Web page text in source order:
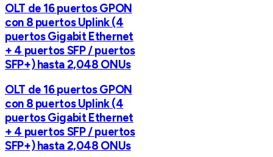
OLT de 16 puertos GPON
con 8 puertos Uplink (4
puertos Gigabit Ethernet
+ 4 puertos SFP / puertos
SFP+) hasta 2,048 ONUs
OLT de 16 puertos GPON
con 8 puertos Uplink (4
puertos Gigabit Ethernet
+ 4 puertos SFP / puertos
SFP+) hasta 2,048 ONUs